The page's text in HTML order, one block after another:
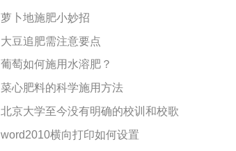
萝卜地施肥小妙招
大豆追肥需注意要点
葡萄如何施用水溶肥？
菜心肥料的科学施用方法
北京大学至今没有明确的校训和校歌
word2010横向打印如何设置